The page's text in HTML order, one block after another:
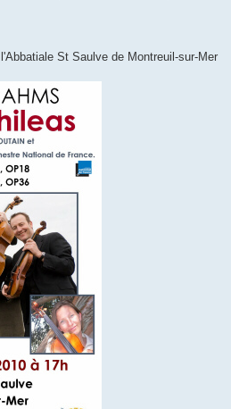
St Saulve de Montreuil-sur-Mer